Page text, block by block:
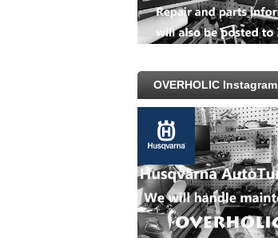
OVERHOLIC Instagram